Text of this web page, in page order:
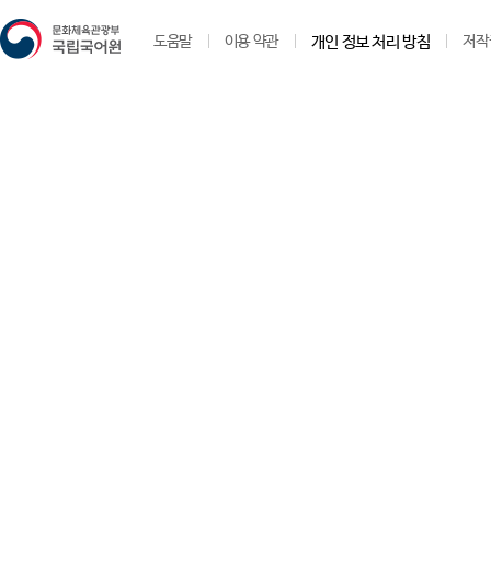
도움말 이용 약관 개인 정보 처리 방침 저